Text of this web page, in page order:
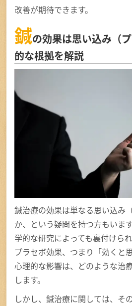
改善が期待できます。
鍼の効果は思い込み（
的な根拠を解説
鍼治療の効果は単なる思い込み
か、という疑問を持つ方もいま
学的な研究によっても裏付けられ
プラセボ効果、つまり「効くと
心理的な影響は、どのような治
します。
しかし、鍼治療に関しては、そ